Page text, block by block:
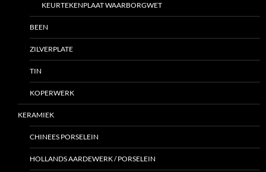
KEURTEKENPLAAT WAARBORGWET
BEEN
ZILVERPLATE
TIN
KOPERWERK
KERAMIEK
CHINEES PORSELEIN
HOLLANDS AARDEWERK / PORSELEIN